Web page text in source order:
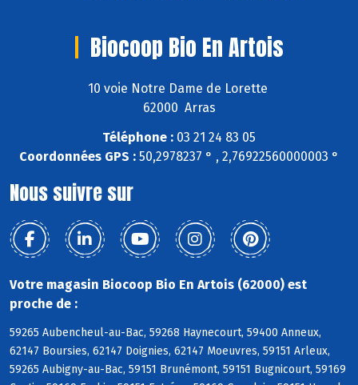
Biocoop Bio En Artois
10 voie Notre Dame de Lorette
62000 Arras
Téléphone : 03 21 24 83 05
Coordonnées GPS : 50,2978237 ° , 2,76922560000003 °
Nous suivre sur
Votre magasin Biocoop Bio En Artois (62000) est
proche de :
59265 Aubencheul-au-Bac, 59268 Haynecourt, 59400 Anneux,
62147 Boursies, 62147 Doignies, 62147 Moeuvres, 59151 Arleux,
59265 Aubigny-au-Bac, 59151 Brunémont, 59151 Bugnicourt, 59169